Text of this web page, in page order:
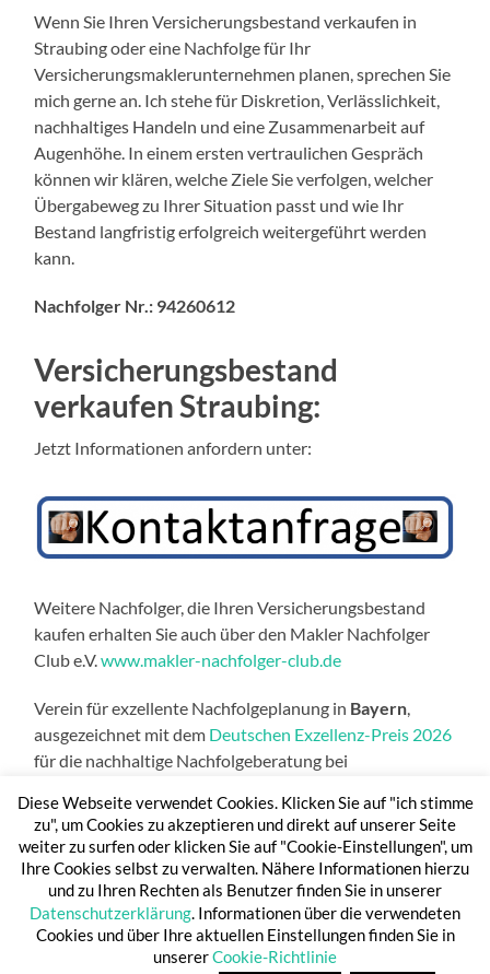
Wenn Sie Ihren Versicherungsbestand verkaufen in
Straubing oder eine Nachfolge für Ihr
Versicherungsmaklerunternehmen planen, sprechen Sie
mich gerne an. Ich stehe für Diskretion, Verlässlichkeit,
nachhaltiges Handeln und eine Zusammenarbeit auf
Augenhöhe. In einem ersten vertraulichen Gespräch
können wir klären, welche Ziele Sie verfolgen, welcher
Übergabeweg zu Ihrer Situation passt und wie Ihr
Bestand langfristig erfolgreich weitergeführt werden
kann.
Nachfolger Nr.: 94260612
Versicherungsbestand
verkaufen Straubing:
Jetzt Informationen anfordern unter:
Weitere Nachfolger, die Ihren Versicherungsbestand
kaufen erhalten Sie auch über den Makler Nachfolger
Club e.V.www.makler-nachfolger-club.de
Verein für exzellente Nachfolgeplanung in Bayern,
ausgezeichnet mit dem Deutschen Exzellenz-Preis 2026
für die nachhaltige Nachfolgeberatung bei
Diese Webseite verwendet Cookies. Klicken Sie auf "ich stimme
zu", um Cookies zu akzeptieren und direkt auf unserer Seite
weiter zu surfen oder klicken Sie auf "Cookie-Einstellungen", um
Ihre Cookies selbst zu verwalten. Nähere Informationen hierzu
und zu Ihren Rechten als Benutzer finden Sie in unserer
Datenschutzerklärung . Informationen über die verwendeten
Cookies und über Ihre aktuellen Einstellungen finden Sie in
unsererCookie-Richtlinie